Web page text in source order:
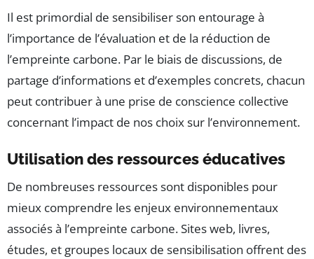
Il est primordial de sensibiliser son entourage à
l’importance de l’évaluation et de la réduction de
l’empreinte carbone. Par le biais de discussions, de
partage d’informations et d’exemples concrets, chacun
peut contribuer à une prise de conscience collective
concernant l’impact de nos choix sur l’environnement.
Utilisation des ressources éducatives
De nombreuses ressources sont disponibles pour
mieux comprendre les enjeux environnementaux
associés à l’empreinte carbone. Sites web, livres,
études, et groupes locaux de sensibilisation offrent des